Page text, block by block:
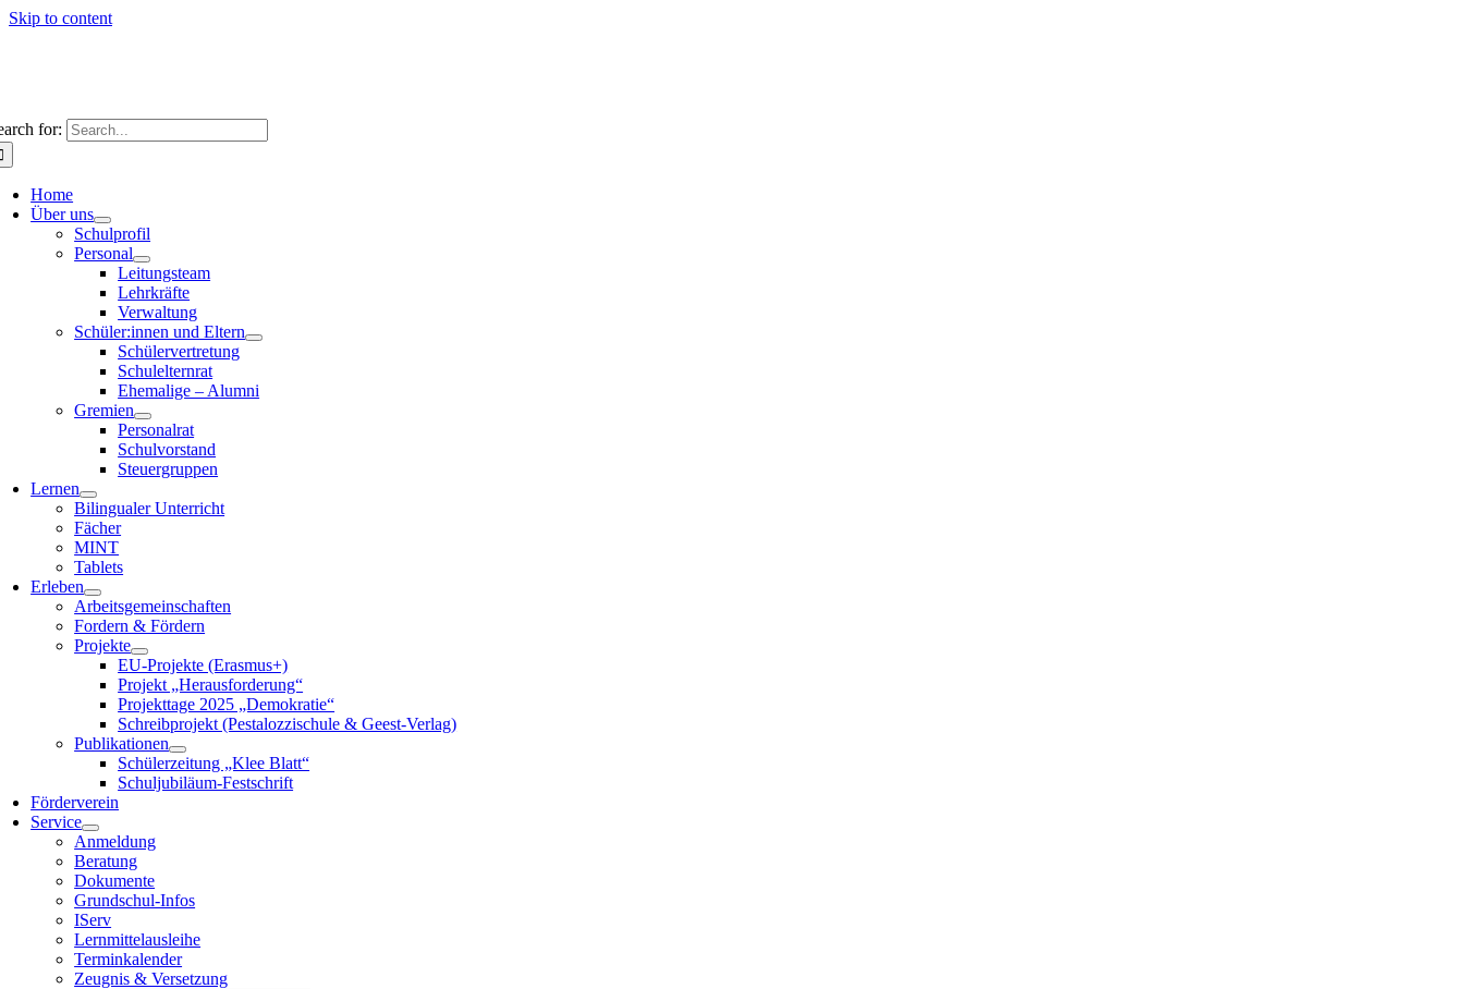
Skip to content
for:
Home
Über uns
Schulprofil
Personal
Leitungsteam
Lehrkräfte
Verwaltung
Schüler:innen und Eltern
Schülervertretung
Schulelternrat
Ehemalige – Alumni
Gremien
Personalrat
Schulvorstand
Steuergruppen
Lernen
Bilingualer Unterricht
Fächer
MINT
Tablets
Erleben
Arbeitsgemeinschaften
Fordern & Fördern
Projekte
EU-Projekte (Erasmus+)
Projekt „Herausforderung“
Projekttage 2025 „Demokratie“
Schreibprojekt (Pestalozzischule & Geest-Verlag)
Publikationen
Schülerzeitung „Klee Blatt“
Schuljubiläum-Festschrift
Förderverein
Service
Anmeldung
Beratung
Dokumente
Grundschul-Infos
IServ
Lernmittelausleihe
Terminkalender
Zeugnis & Versetzung